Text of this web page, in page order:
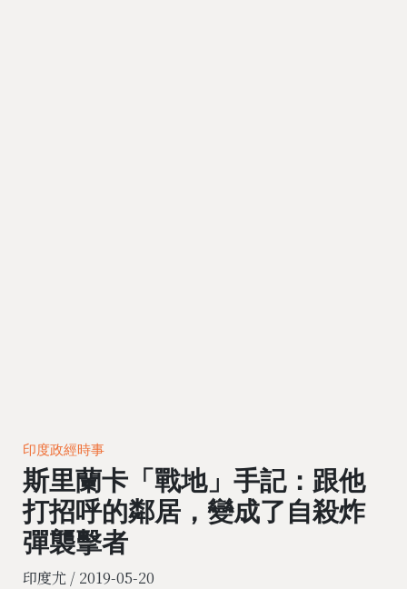
印度政經時事
斯里蘭卡「戰地」手記：跟他
打招呼的鄰居，變成了自殺炸
彈襲擊者
印度尤 / 2019-05-20